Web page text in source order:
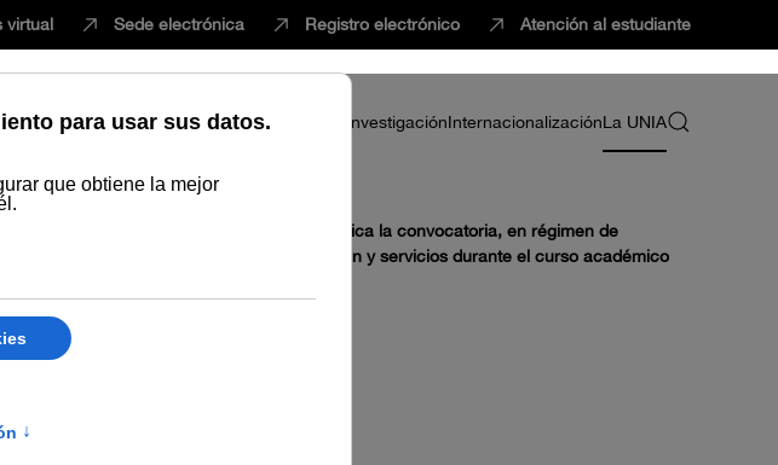
virtual Sede electrónica Registro electrónico Atención al estudiante
InnovaciónVida universitariaProfesorado InvestigaciónInternacionalizaciónLa UNIA
de Andalucía, por la que se hace pública la convocatoria, en régimen de
técnico, de gestión y de administración y servicios durante el curso académico